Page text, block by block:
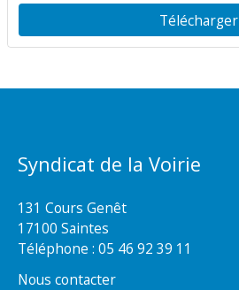
Télécharger
Syndicat de la Voirie
131 Cours Genêt
17100 Saintes
Téléphone : 05 46 92 39 11
Nous contacter